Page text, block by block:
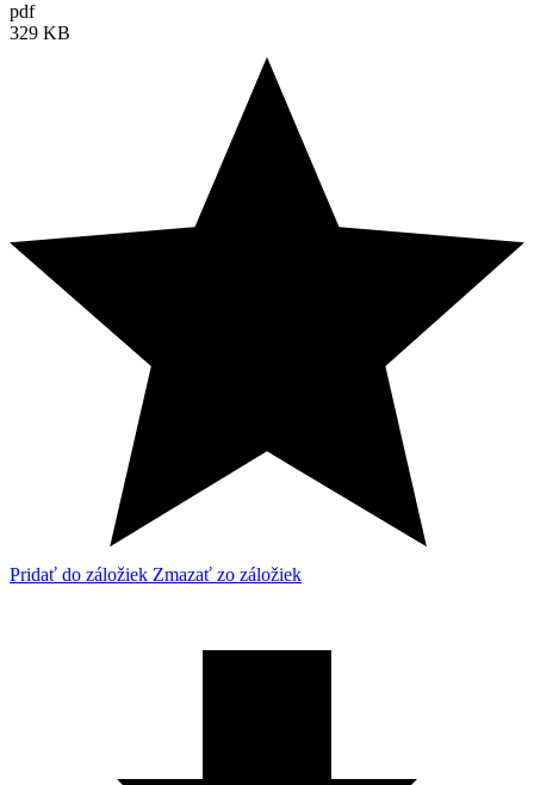
pdf
329 KB
Pridať do záložiek Zmazať zo záložiek